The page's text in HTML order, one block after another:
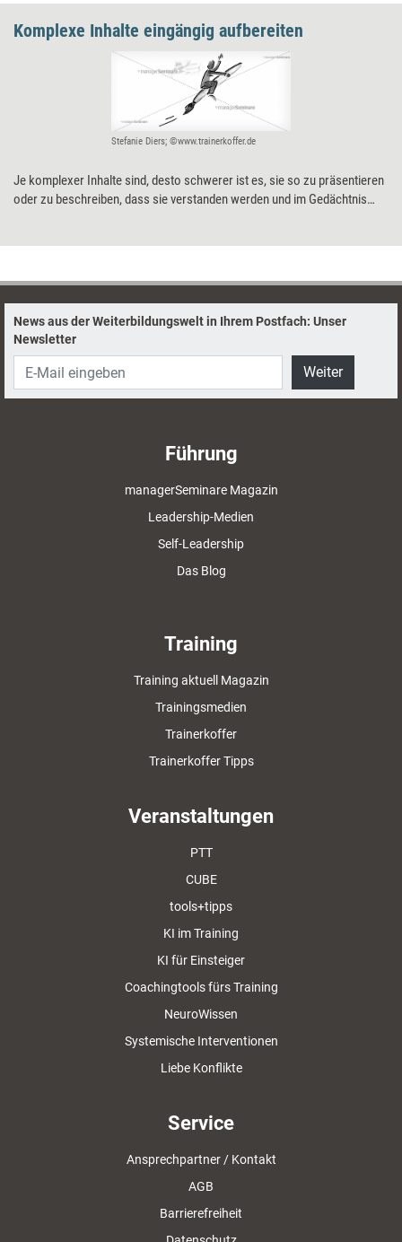
Komplexe Inhalte ­eingängig aufbereiten
Stefanie Diers; ©www.trainerkoffer.de
Je komplexer Inhalte sind, desto schwerer ist es, sie so zu präsentieren
oder zu beschreiben, dass sie verstanden werden und im Gedächtnis
News aus der Weiterbildungswelt in Ihrem Postfach: Unser
Newsletter
Weiter
Führung
managerSeminare Magazin
Leadership-Medien
Self-Leadership
Das Blog
Training
Training aktuell Magazin
Trainingsmedien
Trainerkoffer
Trainerkoffer Tipps
Veranstaltungen
PTT
CUBE
tools+tipps
KI im Training
KI für Einsteiger
Coachingtools fürs Training
NeuroWissen
Systemische Interventionen
Liebe Konflikte
Service
Ansprechpartner / Kontakt
AGB
Barrierefreiheit